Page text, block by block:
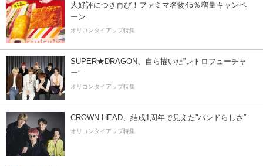
大好評につき再び！ファミマ名物45％増量キャンペ
ーン
オリコンタイアップ特集
SUPER★DRAGON、自ら描いた”レトロフューチャ
ー”
オリコンタイアップ特集
CROWN HEAD、結成1周年で見えた”バンドらしさ”
オリコンタイアップ特集